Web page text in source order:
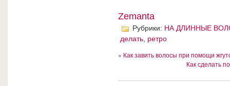
Zemanta
Рубрики: НА ДЛИННЫЕ
делать, ретро
« Как завить волосы при помощи
Как сделать